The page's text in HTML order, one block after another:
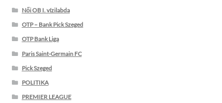
Női OB I. vízilabda
OTP – Bank Pick Szeged
OTP Bank Liga
Paris Saint-Germain FC
Pick Szeged
POLITIKA
PREMIER LEAGUE